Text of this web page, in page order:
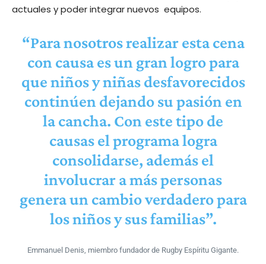
actuales y poder integrar nuevos equipos.
“Para nosotros realizar esta cena
con causa es un gran logro para
que niños y niñas desfavorecidos
continúen dejando su pasión en
la cancha. Con este tipo de
causas el programa logra
consolidarse, además el
involucrar a más personas
genera un cambio verdadero para
los niños y sus familias”.
Emmanuel Denis, miembro fundador de Rugby Espíritu Gigante.